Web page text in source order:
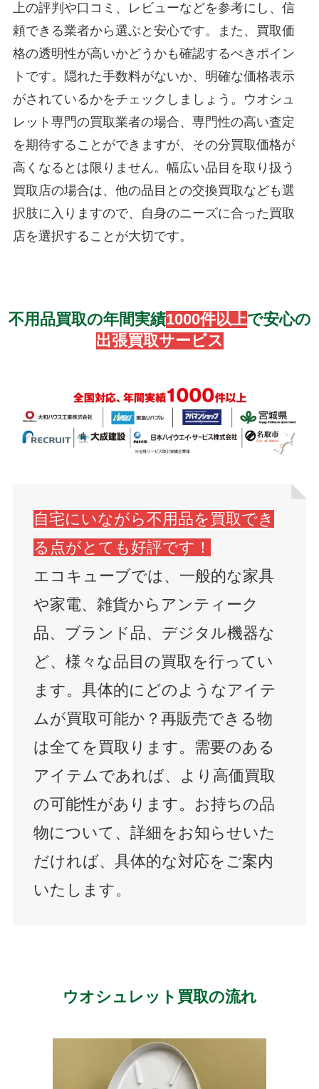
上の評判や口コミ、レビューなどを参考にし、信
頼できる業者から選ぶと安心です。また、買取価
格の透明性が高いかどうかも確認するべきポイン
トです。隠れた手数料がないか、明確な価格表示
がされているかをチェックしましょう。ウオシュ
レット専門の買取業者の場合、専門性の高い査定
を期待することができますが、その分買取価格が
高くなるとは限りません。幅広い品目を取り扱う
買取店の場合は、他の品目との交換買取なども選
択肢に入りますので、自身のニーズに合った買取
店を選択することが大切です。
不用品買取の年間実績1000件以上で安心の
出張買取サービス
自宅にいながら不用品を買取でき
る点がとても好評です！
エコキューブでは、一般的な家具
や家電、雑貨からアンティーク
品、ブランド品、デジタル機器な
ど、様々な品目の買取を行ってい
ます。具体的にどのようなアイテ
ムが買取可能か？再販売できる物
は全てを買取ります。需要のある
アイテムであれば、より高価買取
の可能性があります。お持ちの品
物について、詳細をお知らせいた
だければ、具体的な対応をご案内
いたします。
ウオシュレット買取の流れ